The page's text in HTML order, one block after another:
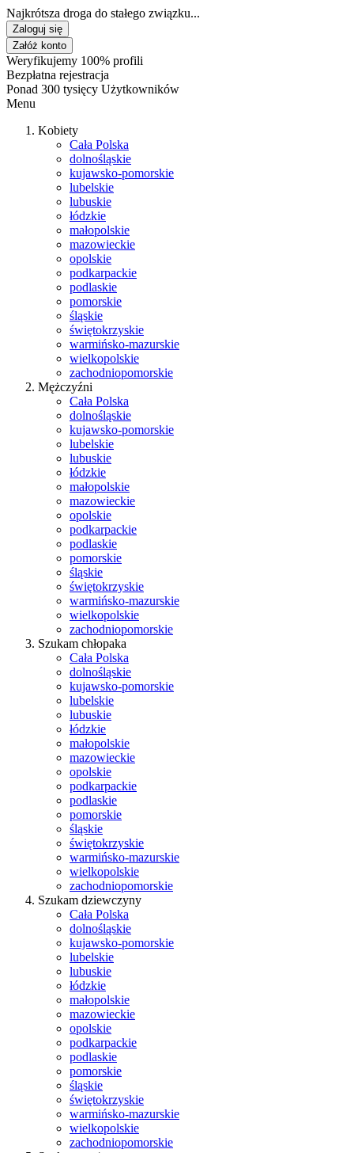
Najkrótsza droga do stałego związku...
Zaloguj się
Załóż konto
Weryfikujemy 100% profili
Bezpłatna rejestracja
Ponad 300 tysięcy Użytkowników
Menu
Kobiety
Cała Polska
dolnośląskie
kujawsko-pomorskie
lubelskie
lubuskie
łódzkie
małopolskie
mazowieckie
opolskie
podkarpackie
podlaskie
pomorskie
śląskie
świętokrzyskie
warmińsko-mazurskie
wielkopolskie
zachodniopomorskie
Mężczyźni
Cała Polska
dolnośląskie
kujawsko-pomorskie
lubelskie
lubuskie
łódzkie
małopolskie
mazowieckie
opolskie
podkarpackie
podlaskie
pomorskie
śląskie
świętokrzyskie
warmińsko-mazurskie
wielkopolskie
zachodniopomorskie
Szukam chłopaka
Cała Polska
dolnośląskie
kujawsko-pomorskie
lubelskie
lubuskie
łódzkie
małopolskie
mazowieckie
opolskie
podkarpackie
podlaskie
pomorskie
śląskie
świętokrzyskie
warmińsko-mazurskie
wielkopolskie
zachodniopomorskie
Szukam dziewczyny
Cała Polska
dolnośląskie
kujawsko-pomorskie
lubelskie
lubuskie
łódzkie
małopolskie
mazowieckie
opolskie
podkarpackie
podlaskie
pomorskie
śląskie
świętokrzyskie
warmińsko-mazurskie
wielkopolskie
zachodniopomorskie